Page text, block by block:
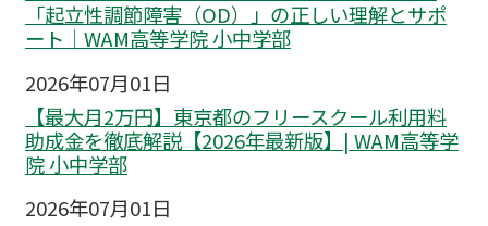
「起立性調節障害（OD）」の正しい理解とサポ
ート｜WAM高等学院 小中学部
2026年07月01日
【最大月2万円】東京都のフリースクール利用料
助成金を徹底解説【2026年最新版】| WAM高等学
院 小中学部
2026年07月01日